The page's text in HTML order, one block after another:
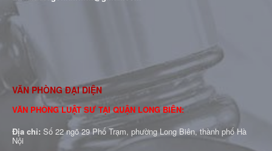
VĂN PHÒNG ĐẠI DIỆN
VĂN PHÒNG LUẬT SƯ TẠI QUẬN LONG BIÊN:
Địa chỉ: Số 22 ngõ 29 Phố Trạm, phường Long Biên, thành phố Hà
Nội